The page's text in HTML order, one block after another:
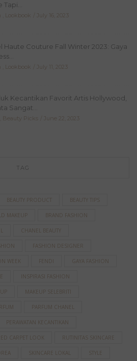
Lookbook July 16, 2023
Haute Couture Fall Winter 2023: Gaya
Lookbook July 11, 2023
Kecantikan Favorit Artis Hollywood,
Sangat...
Beauty Picks June 22, 2023
TAG
BEAUTY PRODUCT BEAUTY TIPS
MAKEUP BRAND FASHION
CHANEL BEAUTY
FASHION DESIGNER
WEEK FENDI GAYA FASHION
INSPIRASI FASHION
MAKEUP SELEBRITI
PARFUM CHANEL
PERAWATAN KECANTIKAN
CARPET LOOK RUTINITAS SKINCARE
SKINCARE LOKAL STYLE